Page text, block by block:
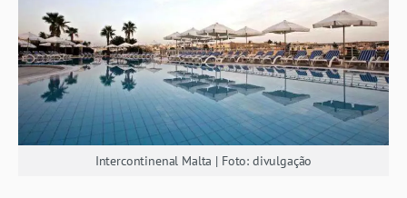
Intercontinenal Malta | Foto: divulgação